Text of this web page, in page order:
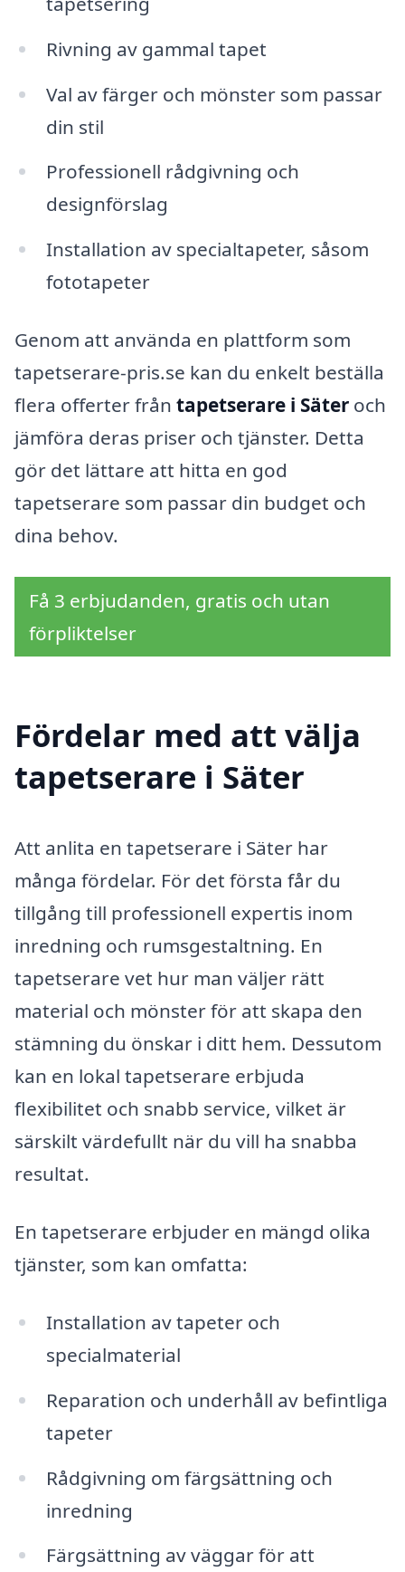
Rivning av gammal tapet
Val av färger och mönster som passar
din stil
Professionell rådgivning och
designförslag
Installation av specialtapeter, såsom
fototapeter
Genom att använda en plattform som
tapetserare-pris.se kan du enkelt beställa
flera offerter från tapetserare i Säter och
jämföra deras priser och tjänster. Detta
gör det lättare att hitta en god
tapetserare som passar din budget och
dina behov.
Få 3 erbjudanden, gratis och utan
förpliktelser
Fördelar med att välja
tapetserare i Säter
Att anlita en tapetserare i Säter har
många fördelar. För det första får du
tillgång till professionell expertis inom
inredning och rumsgestaltning. En
tapetserare vet hur man väljer rätt
material och mönster för att skapa den
stämning du önskar i ditt hem. Dessutom
kan en lokal tapetserare erbjuda
flexibilitet och snabb service, vilket är
särskilt värdefullt när du vill ha snabba
resultat.
En tapetserare erbjuder en mängd olika
tjänster, som kan omfatta:
Installation av tapeter och
specialmaterial
Reparation och underhåll av befintliga
tapeter
Rådgivning om färgsättning och
inredning
Färgsättning av väggar för att